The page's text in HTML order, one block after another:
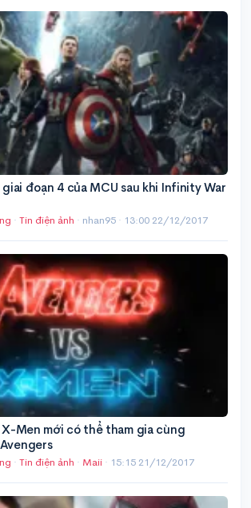
đoạn 4 của MCU sau khi Infinity War
· Tin điện ảnh · nhan95 · 13:00 22/12/2017
Men mới có thể tham gia cùng
· Tin điện ảnh · Maii · 15:15 21/12/2017